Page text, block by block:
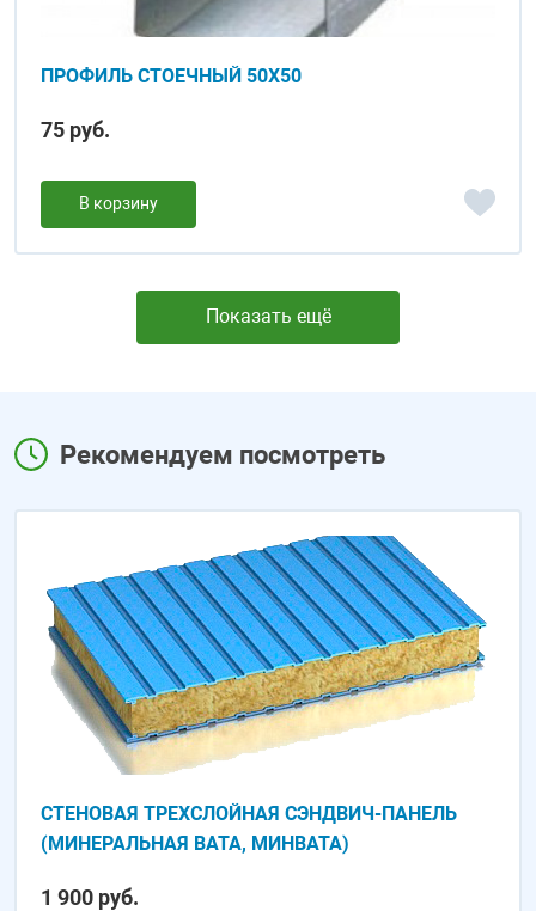
ПРОФИЛЬ СТОЕЧНЫЙ 50Х50
75 руб.
В корзину
Показать ещё
Рекомендуем посмотреть
СТЕНОВАЯ ТРЕХСЛОЙНАЯ СЭНДВИЧ-ПАНЕЛЬ
(МИНЕРАЛЬНАЯ ВАТА, МИНВАТА)
1 900 руб.